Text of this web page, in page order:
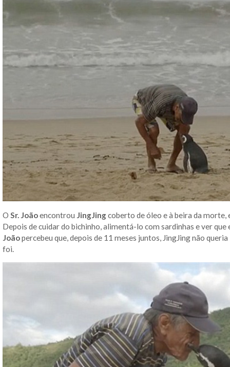
O Sr. Joãoencontrou JingJingcoberto de óleo e à beira da morte,
Depois de cuidar do bichinho, alimentá-lo com sardinhas e ver
Joãopercebeu que, depois de 11 meses juntos, JingJing não
foi.